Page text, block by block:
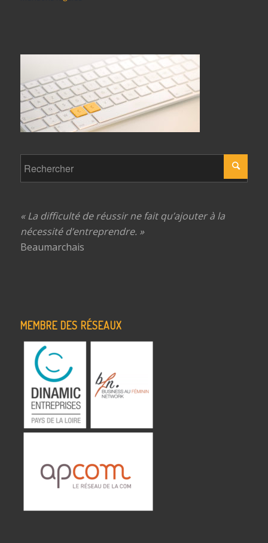
« La difficulté de réussir ne fait qu’ajouter à la
nécessité d’entreprendre. »
Beaumarchais
MEMBRE DES RÉSEAUX